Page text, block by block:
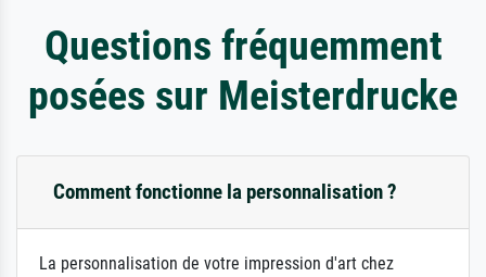
Questions fréquemment
posées sur Meisterdrucke
Comment fonctionne la personnalisation ?
La personnalisation de votre impression d'art chez